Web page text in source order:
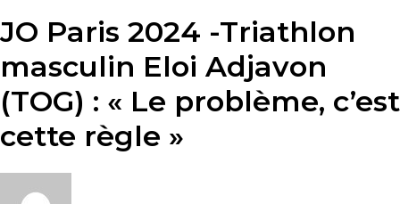
JO Paris 2024 -Triathlon
masculin Eloi Adjavon
(TOG) : « Le problème, c’est
cette règle »